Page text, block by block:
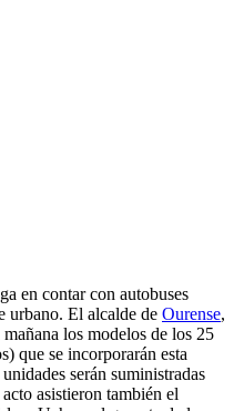
en contar con autobuses
urbano. El alcalde de Ourense,
los modelos de los 25
que se incorporarán esta
serán suministradas
asistieron también el